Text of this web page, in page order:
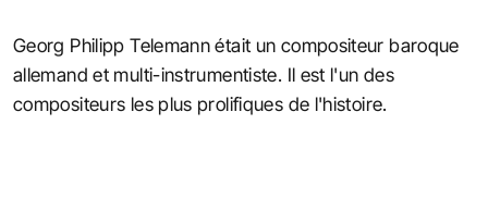
Georg Philipp Telemann était un compositeur baroque
allemand et multi-instrumentiste. Il est l'un des
compositeurs les plus prolifiques de l'histoire.